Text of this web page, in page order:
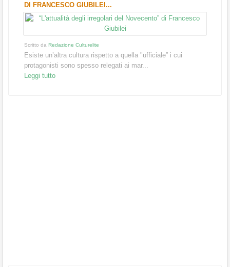
DI FRANCESCO GIUBILEI...
Scritto da Redazione Culturelite
Esiste un’altra cultura rispetto a quella "ufficiale” i cui
protagonisti sono spesso relegati ai mar...
Leggi tutto